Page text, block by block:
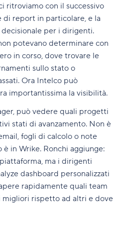
ritroviamo con il successivo
di report in particolare, e la
per i dirigenti.
potevano determinare con
in corso, dove trovare le
sullo stato o
Ora Intelco può
importantissima la visibilità.
può vedere quali progetti
stati di avanzamento. Non è
fogli di calcolo o note
in Wrike. Ronchi aggiunge:
ma i dirigenti
dashboard personalizzati
rapidamente quali team
rispetto ad altri e dove